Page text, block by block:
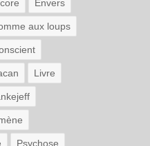
Envers
aux loups
Livre
Psychose